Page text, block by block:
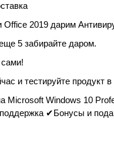
2019 дарим
5 забирайте даром.
и тестируйте продукт
Microsoft Windows 10
✔Бонусы и